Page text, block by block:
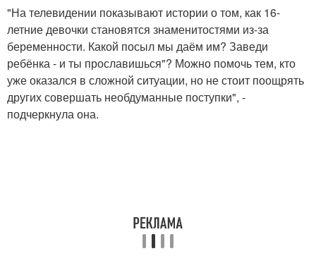
"На телевидении показывают истории о том, как 16-
летние девочки становятся знаменитостями из-за
беременности. Какой посыл мы даём им? Заведи
ребёнка - и ты прославишься"? Можно помочь тем, кто
уже оказался в сложной ситуации, но не стоит поощрять
других совершать необдуманные поступки", -
подчеркнула она.